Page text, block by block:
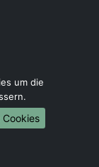
um die